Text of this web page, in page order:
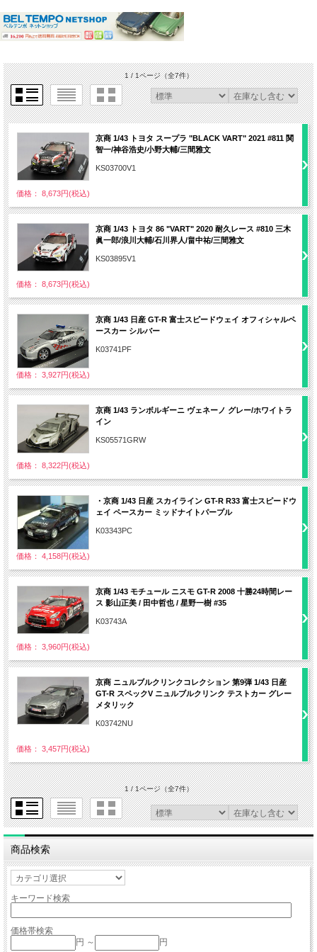
1 / 1ページ（全7件）
京商 1/43 トヨタ スープラ "BLACK VART" 2021 #811 関
智一/神谷浩史/小野大輔/三間雅文
KS03700V1
価格： 8,673円(税込)
京商 1/43 トヨタ 86 "VART" 2020 耐久レース #810 三木
眞一郎/浪川大輔/石川界人/畠中祐/三間雅文
KS03895V1
価格： 8,673円(税込)
京商 1/43 日産 GT-R 富士スピードウェイ オフィシャルペ
ースカー シルバー
K03741PF
価格： 3,927円(税込)
京商 1/43 ランボルギーニ ヴェネーノ グレー/ホワイトラ
イン
KS05571GRW
価格： 8,322円(税込)
・京商 1/43 日産 スカイライン GT-R R33 富士スピードウ
ェイ ペースカー ミッドナイトパープル
K03343PC
価格： 4,158円(税込)
京商 1/43 モチュール ニスモ GT-R 2008 十勝24時間レー
ス 影山正美 / 田中哲也 / 星野一樹 #35
K03743A
価格： 3,960円(税込)
京商 ニュルブルクリンクコレクション 第9弾 1/43 日産
GT-R スペックV ニュルブルクリンク テストカー グレー
メタリック
K03742NU
価格： 3,457円(税込)
1 / 1ページ（全7件）
商品検索
キーワード検索
価格帯検索
円 ～
円